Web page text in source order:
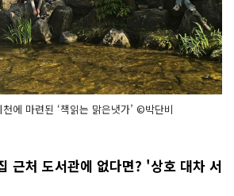
에 마련된 ‘책읽는 맑은냇가’ ©박단비
근처 도서관에 없다면? '상호 대차 서